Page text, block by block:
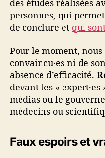
des études réalisées
personnes, qui
de conclure et qui
Pour le moment,
convaincu·es ni de
absence d’efficacité.
devant les « expert·es
médias ou le
médecins ou
Faux espoirs et